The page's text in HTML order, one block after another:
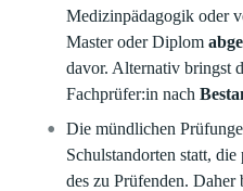
Medizinpädagogik oder
Master oder Diplom
davor. Alternativ bringst
Fachprüfer:in nach
Die mündlichen
Schulstandorten statt,
des zu Prüfenden. Daher